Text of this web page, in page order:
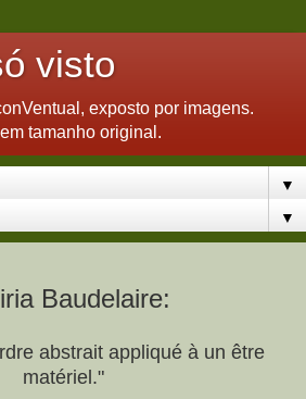
visto
exposto por imagens.
tamanho original.
▼
▼
Baudelaire:
abstrait appliqué à un être
matériel."